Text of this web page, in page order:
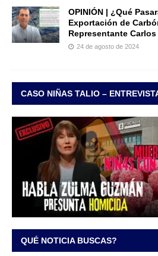
OPINIÓN | ¿Qué
Exportación de
Representante
24 de agosto de 2024
CASO NIÑAS TALIO –
QUÉ NOTICIA BUSCAS?